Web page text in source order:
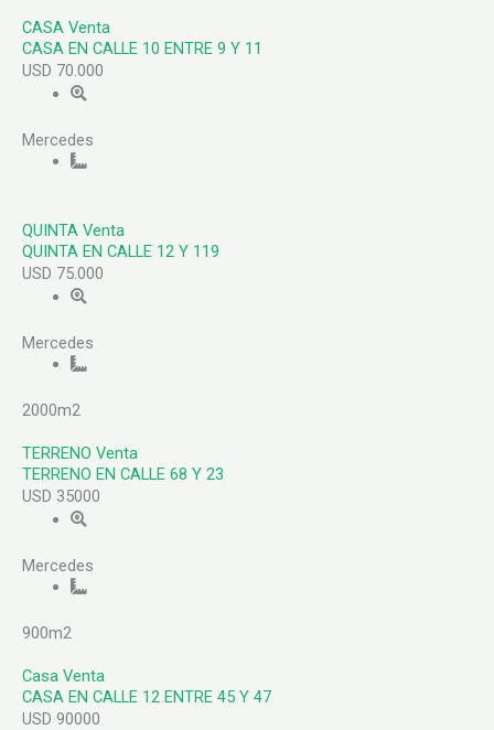
CASA Venta
CASA EN CALLE 10 ENTRE 9 Y 11
USD 70.000
Mercedes
QUINTA Venta
QUINTA EN CALLE 12 Y 119
USD 75.000
Mercedes
2000m2
TERRENO Venta
TERRENO EN CALLE 68 Y 23
USD 35000
Mercedes
900m2
Casa Venta
CASA EN CALLE 12 ENTRE 45 Y 47
USD 90000